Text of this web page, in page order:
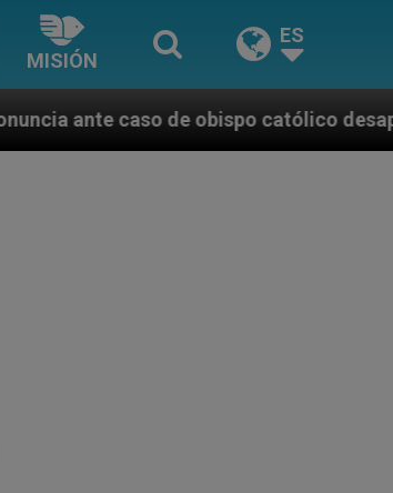
MISIÓN
ES
católico desaparecido por la